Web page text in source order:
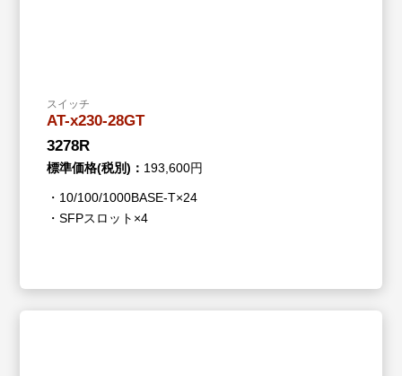
スイッチ
AT-x230-28GT
3278R
標準価格(税別)： 193,600円
・10/100/1000BASE-T×24
・SFPスロット×4